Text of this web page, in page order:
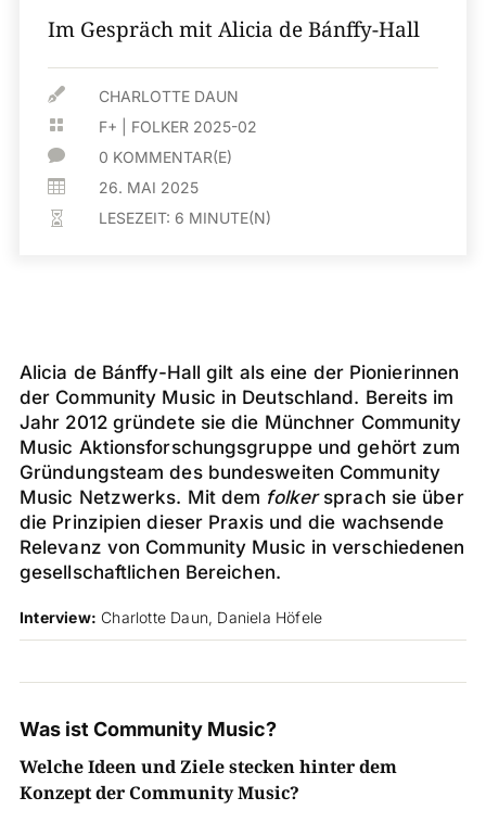
Im Gespräch mit Alicia de Bánffy-Hall
 CHARLOTTE DAUN
 F+ FOLKER 2025-02
 0 KOMMENTAR(E)
 26. MAI 2025
 LESEZEIT: 6 MINUTE(N)
Alicia de Bánffy-Hall gilt als eine der Pionierinnen
der Community Music in Deutschland. Bereits im
Jahr 2012 gründete sie die Münchner Community
Music Aktionsforschungsgruppe und gehört zum
Gründungsteam des bundesweiten Community
Music Netzwerks. Mit dem folker sprach sie über
die Prinzipien dieser Praxis und die wachsende
Relevanz von Community Music in verschiedenen
gesellschaftlichen Bereichen.
Interview: Charlotte Daun, Daniela Höfele
Was ist Community Music?
Welche Ideen und Ziele stecken hinter dem
Konzept der Community Music?